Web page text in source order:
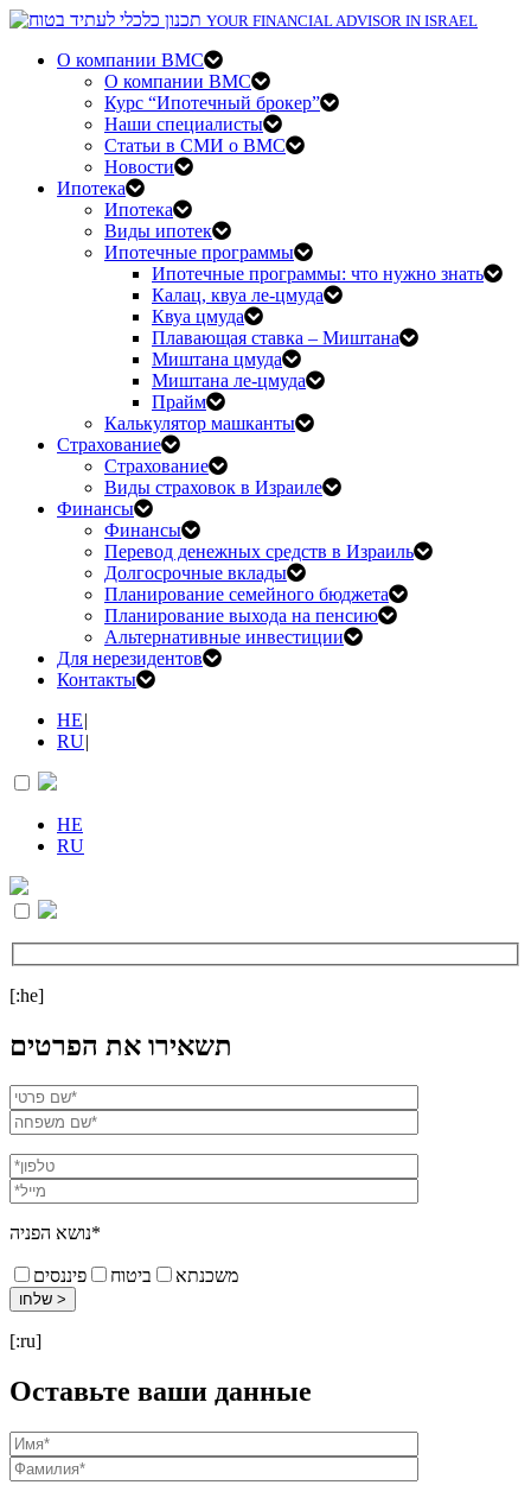
YOUR FINANCIAL ADVISOR IN ISRAEL
О компании BMC
О компании BMC
Курс “Ипотечный брокер”
Наши специалисты
Статьи в СМИ о BMC
Новости
Ипотека
Ипотека
Виды ипотек
Ипотечные программы
Ипотечные программы: что нужно знать
Калац, квуа ле-цмуда
Квуа цмуда
Плавающая ставка – Миштана
Миштана цмуда
Миштана ле-цмуда
Прайм
Калькулятор машканты
Страхование
Страхование
Виды страховок в Израиле
Финансы
Финансы
Перевод денежных средств в Израиль
Долгосрочные вклады
Планирование семейного бюджета
Планирование выхода на пенсию
Альтернативные инвестиции
Для нерезидентов
Контакты
HE|
RU|
HE
RU
[:he]
תשאירו את הפרטים
נושא הפניה*
משכנתא ביטוח פיננסים
[:ru]
Оставьте ваши данные